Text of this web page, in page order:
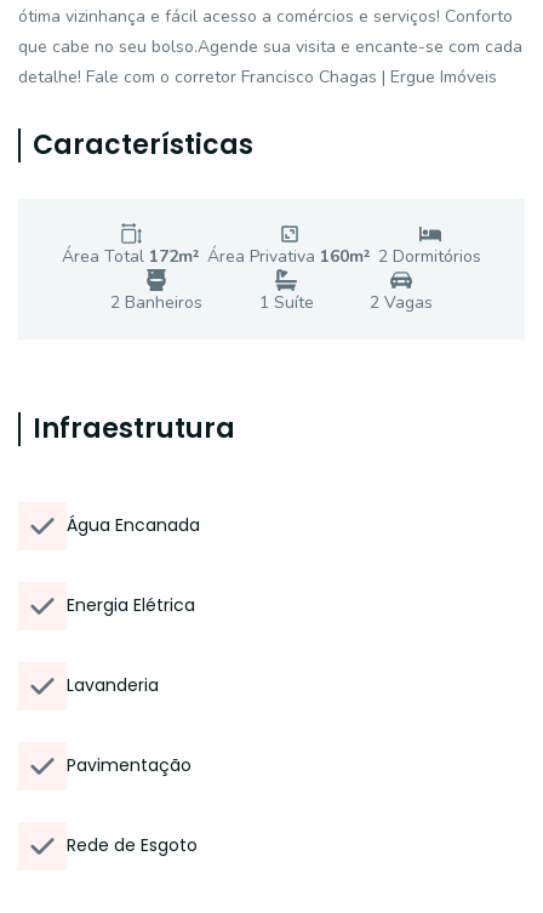
ótima vizinhança e fácil acesso a comércios e serviços! Conforto
que cabe no seu bolso.Agende sua visita e encante-se com cada
detalhe! Fale com o corretor Francisco Chagas | Ergue Imóveis
Características
Área Total 172m² Área Privativa 160m² 2 Dormitórios
2 Banheiros 1 Suíte 2Vagas
Infraestrutura
Água Encanada
Energia Elétrica
Lavanderia
Pavimentação
Rede de Esgoto